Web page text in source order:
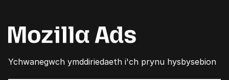
Ychwanegwch ymddiriedaeth i'ch prynu hysbysebion